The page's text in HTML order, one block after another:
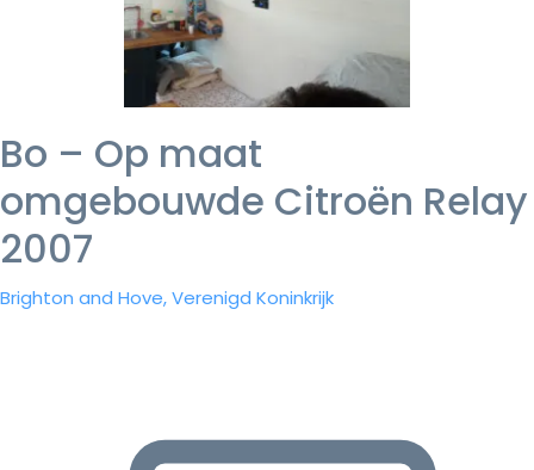
Bo – Op maat
omgebouwde Citroën Relay
2007
Brighton and Hove, Verenigd Koninkrijk